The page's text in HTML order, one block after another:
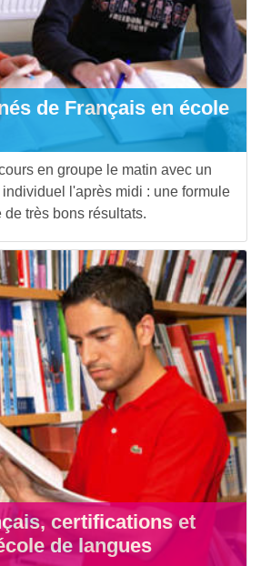
de Français en école
en groupe le matin avec un
l'après midi : une formule
très bons résultats.
certifications et
de langues